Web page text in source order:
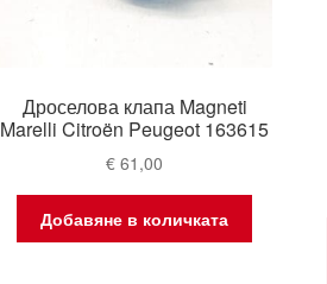
Дроселова клапа Magneti
Marelli Citroën Peugeot 163615
€ 61,00
Добавяне в количката